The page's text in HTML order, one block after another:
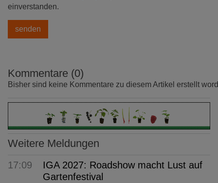
einverstanden.
Kommentare (0)
Bisher sind keine Kommentare zu diesem Artikel erstellt
Weitere Meldungen
17:09
IGA 2027: Roadshow macht Lust auf
Gartenfestival